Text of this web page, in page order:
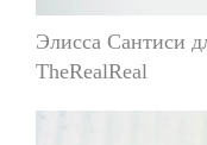
Элисса Сантиси
TheRealReal